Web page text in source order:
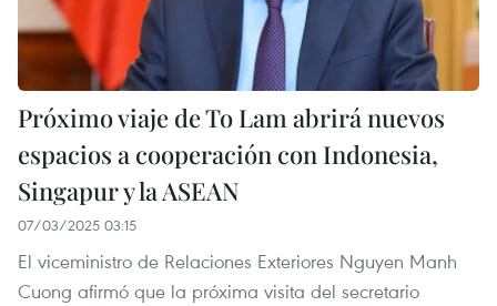
Próximo viaje de To Lam abrirá nuevos
espacios a cooperación con Indonesia,
Singapur y la ASEAN
07/03/2025 03:15
El viceministro de Relaciones Exteriores Nguyen Manh
Cuong afirmó que la próxima visita del secretario